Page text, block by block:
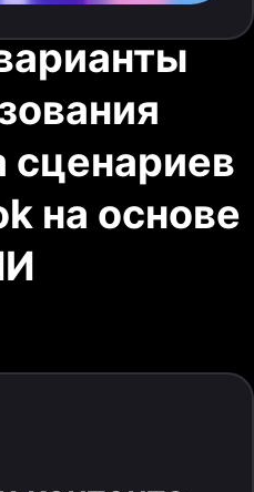
сценариев
на основе